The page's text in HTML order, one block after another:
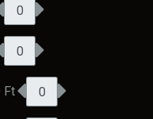
Ft